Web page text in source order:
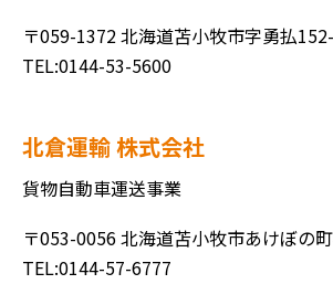
〒059-1372 北海道苫小牧市字勇払
TEL:0144-53-5600
北倉運輸 株式会社
貨物自動車運送事業
〒053-0056 北海道苫小牧市あけぼの
TEL:0144-57-6777